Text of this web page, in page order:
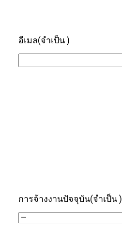
อีเมล(จำเป็น )
การจ้างงานปัจจุบัน(จำเป็น )